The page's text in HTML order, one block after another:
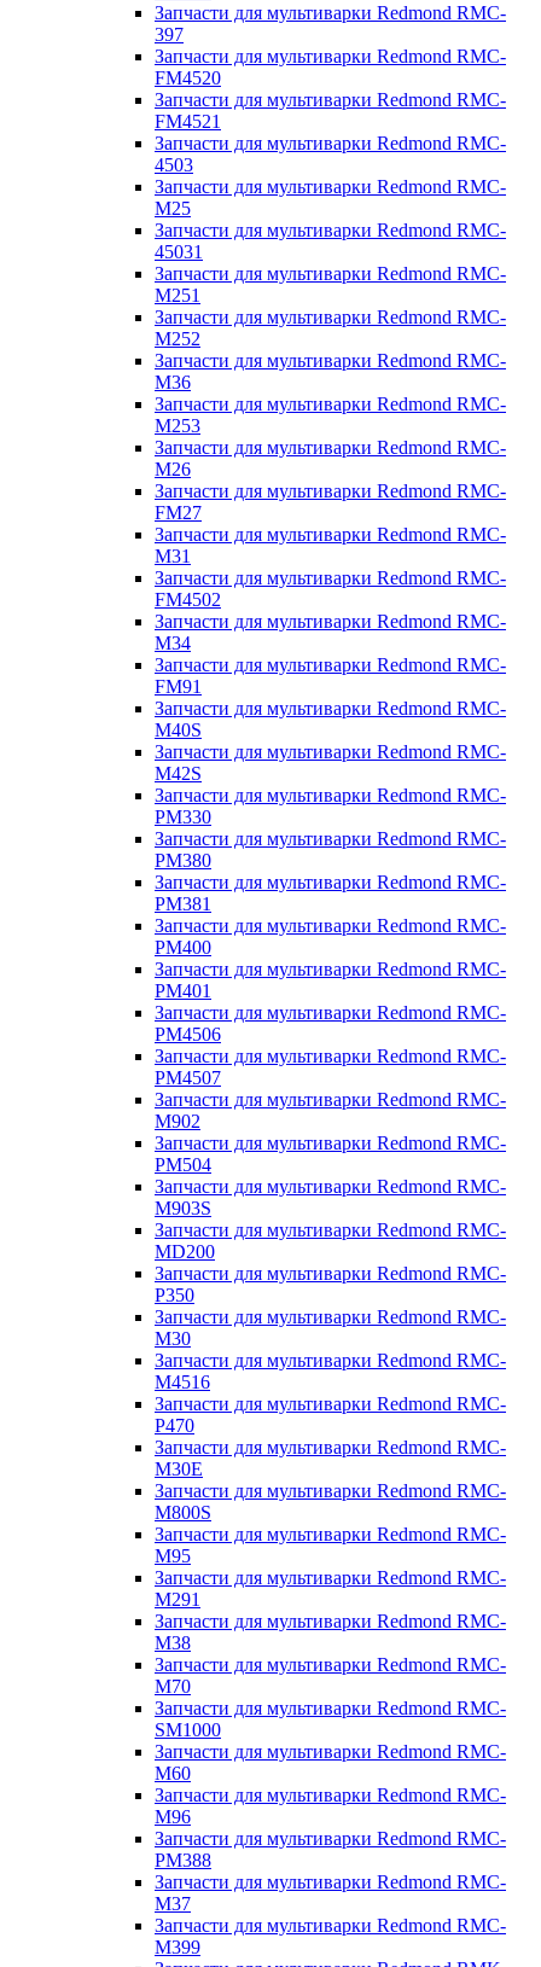
Запчасти для мультиварки Redmond RMC-
397
Запчасти для мультиварки Redmond RMC-
FM4520
Запчасти для мультиварки Redmond RMC-
FM4521
Запчасти для мультиварки Redmond RMC-
4503
Запчасти для мультиварки Redmond RMC-
M25
Запчасти для мультиварки Redmond RMC-
45031
Запчасти для мультиварки Redmond RMC-
M251
Запчасти для мультиварки Redmond RMC-
M252
Запчасти для мультиварки Redmond RMC-
M36
Запчасти для мультиварки Redmond RMC-
M253
Запчасти для мультиварки Redmond RMC-
M26
Запчасти для мультиварки Redmond RMC-
FM27
Запчасти для мультиварки Redmond RMC-
M31
Запчасти для мультиварки Redmond RMC-
FM4502
Запчасти для мультиварки Redmond RMC-
M34
Запчасти для мультиварки Redmond RMC-
FM91
Запчасти для мультиварки Redmond RMC-
M40S
Запчасти для мультиварки Redmond RMC-
M42S
Запчасти для мультиварки Redmond RMC-
PM330
Запчасти для мультиварки Redmond RMC-
PM380
Запчасти для мультиварки Redmond RMC-
PM381
Запчасти для мультиварки Redmond RMC-
PM400
Запчасти для мультиварки Redmond RMC-
PM401
Запчасти для мультиварки Redmond RMC-
PM4506
Запчасти для мультиварки Redmond RMC-
PM4507
Запчасти для мультиварки Redmond RMC-
M902
Запчасти для мультиварки Redmond RMC-
PM504
Запчасти для мультиварки Redmond RMC-
M903S
Запчасти для мультиварки Redmond RMC-
MD200
Запчасти для мультиварки Redmond RMC-
P350
Запчасти для мультиварки Redmond RMC-
M30
Запчасти для мультиварки Redmond RMC-
M4516
Запчасти для мультиварки Redmond RMC-
P470
Запчасти для мультиварки Redmond RMC-
M30E
Запчасти для мультиварки Redmond RMC-
M800S
Запчасти для мультиварки Redmond RMC-
M95
Запчасти для мультиварки Redmond RMC-
M291
Запчасти для мультиварки Redmond RMC-
M38
Запчасти для мультиварки Redmond RMC-
M70
Запчасти для мультиварки Redmond RMC-
SM1000
Запчасти для мультиварки Redmond RMC-
M60
Запчасти для мультиварки Redmond RMC-
M96
Запчасти для мультиварки Redmond RMC-
PM388
Запчасти для мультиварки Redmond RMC-
M37
Запчасти для мультиварки Redmond RMC-
M399